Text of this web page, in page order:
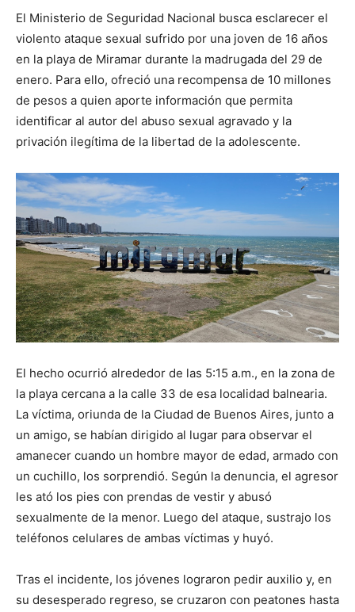
El Ministerio de Seguridad Nacional busca esclarecer el
violento ataque sexual sufrido por una joven de 16 años
en la playa de Miramar durante la madrugada del 29 de
enero. Para ello, ofreció una recompensa de 10 millones
de pesos a quien aporte información que permita
identificar al autor del abuso sexual agravado y la
privación ilegítima de la libertad de la adolescente.
El hecho ocurrió alrededor de las 5:15 a.m., en la zona de
la playa cercana a la calle 33 de esa localidad balnearia.
La víctima, oriunda de la Ciudad de Buenos Aires, junto a
un amigo, se habían dirigido al lugar para observar el
amanecer cuando un hombre mayor de edad, armado con
un cuchillo, los sorprendió. Según la denuncia, el agresor
les ató los pies con prendas de vestir y abusó
sexualmente de la menor. Luego del ataque, sustrajo los
teléfonos celulares de ambas víctimas y huyó.
Tras el incidente, los jóvenes lograron pedir auxilio y, en
su desesperado regreso, se cruzaron con peatones hasta